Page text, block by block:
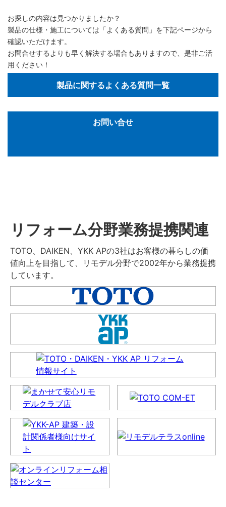
お探しの内容は見つかりましたか？
製品の仕様・施工については「よくある質問」を下記ページから
確認いただけます。
お問合せするよりも早く解決する場合もありますので、是非ご活
用ください！
製品に関するよくある質問一覧
お問い合せ
リフォーム分野業務提携関連
TOTO、DAIKEN、YKK APの3社はお客様の暮らしの価
値向上を目指して、リモデル分野で2002年から業務提携
しています。